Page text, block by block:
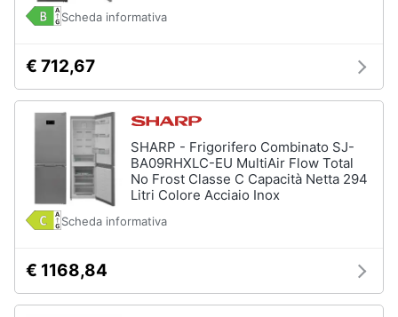
Scheda informativa
€ 712,67
SHARP - Frigorifero Combinato SJ-
BA09RHXLC-EU MultiAir Flow Total
No Frost Classe C Capacità Netta 294
Litri Colore Acciaio Inox
Scheda informativa
€ 1168,84